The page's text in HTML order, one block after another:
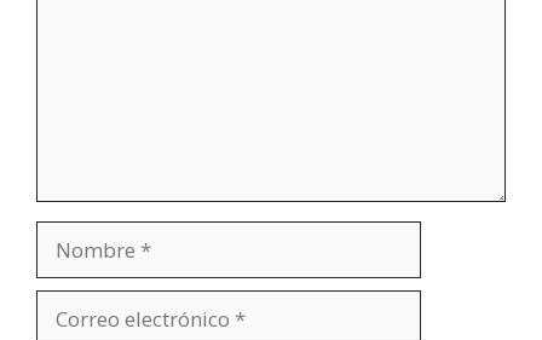
electrónico